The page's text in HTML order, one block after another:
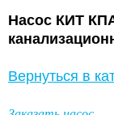
Насос КИТ
Вернуться в